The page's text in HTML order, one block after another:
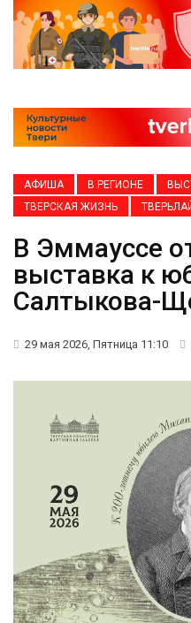
АФИША В РЕГИОНЕ
ТВЕРСКАЯ ЖИЗНЬ
В Эммауссе
выставка к
Салтыкова-
29 мая 2026, Пятница 11:10